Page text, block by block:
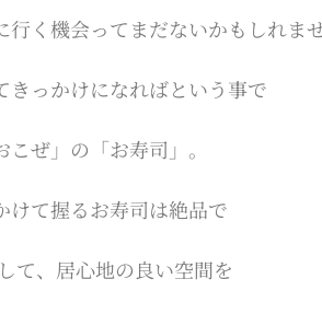
く機会ってまだないかもしれま
きっかけになればという事で
ぜ」の「お寿司」。
けて握るお寿司は絶品で
て、居心地の良い空間を